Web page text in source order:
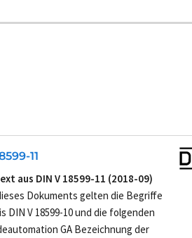
11
aus DIN V 18599-11 (2018-09)
Dokuments gelten die Begriffe
DIN V 18599-10 und die folgenden
GA Bezeichnung der